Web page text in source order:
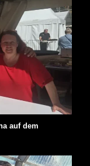
auf dem